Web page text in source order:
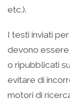
etc.).
I testi inviati
devono essere
o ripubblicati
evitare di
motori di